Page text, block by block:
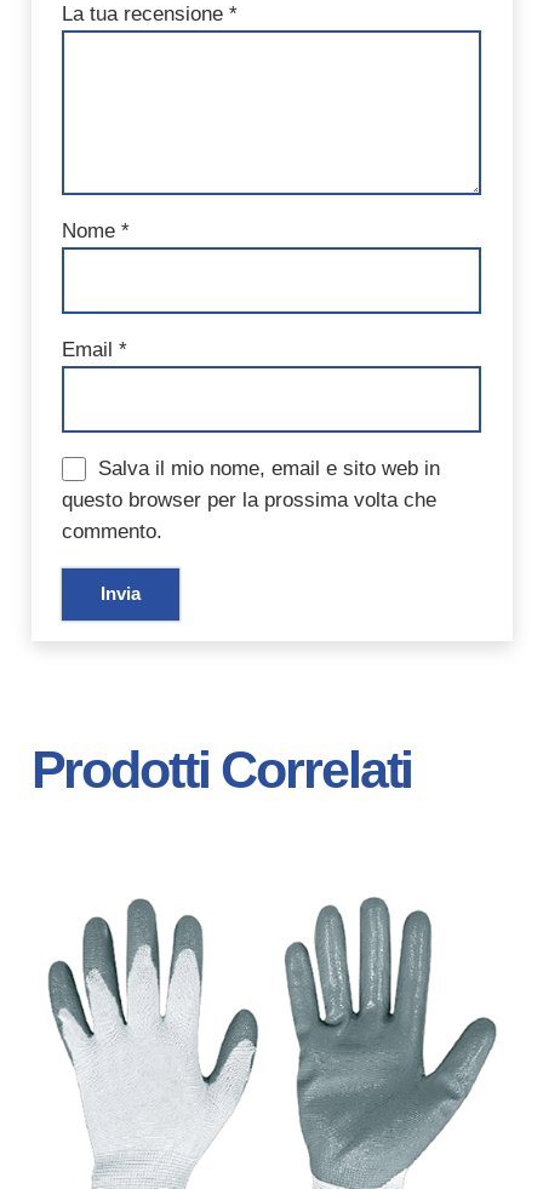
La tua recensione *
Nome *
Email *
Salva il mio nome, email e sito web in
questo browser per la prossima volta che
commento.
Prodotti Correlati